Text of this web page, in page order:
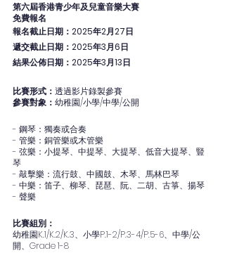
第六屆香港青少年及兒童音樂大賽
免費報名
報名截止日期：2025年2月27日
遞交截止日期：2025年3月6日
結果公佈日期：2025年3月13日
比賽形式： 透過影片錄製參賽
參賽對象： 幼稚園/小學/中學/公開
- 鋼琴：獨奏或合奏
- 管樂：銅管樂或木管樂
- 弦樂：小提琴、中提琴、大提琴、低音大提琴、豎
琴
- 敲擊樂：流行鼓、中國鼓、木琴、馬林巴琴
- 中樂：笛子、柳琴、琵琶、阮、二胡、古箏、揚琴
- 聲樂
比賽組別：
幼稚園K.1/K.2/K.3、小學P.1-2/P.3-4/P.5-6、中學/公
開、Grade 1-8